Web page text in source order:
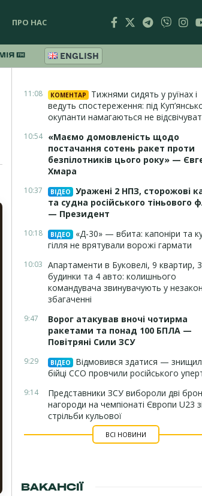
ПРО НАС
ENGLISH
11:08 КОМЕНТАР
Тижнями сидять у руїнах і
ведуть спостереження: під
окупанти намагаються не
10:54 «Маємо домовленість щодо
постачання сотень ракет проти
безпілотників цього року» —
Хмара
10:37 ВІДЕО
Уражені 2 НПЗ, сторожові
та судна російського тіньового
— Президент
10:18 ВІДЕО
«Д-30» — вбита: капоніри та
гілля не врятували ворожі гармати
10:03 Апартаменти в Буковелі, 9 квартир, 3
будинки та 4 авто: колишнього
командувача звинувачують у
збагаченні
9:47
Ворог атакував вночі чотирма
ракетами та понад 100 БПЛА —
Повітряні Сили ЗСУ
9:29 ВІДЕО
Відмовився здатися —
бійці ССО провчили російського
9:14
Представники ЗСУ вибороли дві
нагороди на чемпіонаті Європи U23 зі
стрільби кульової
ВСІ НОВИНИ
ВАКАНСІЇ